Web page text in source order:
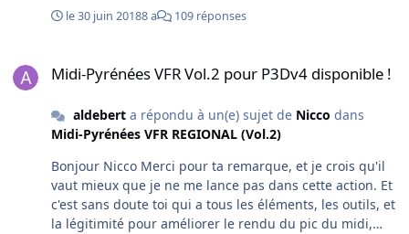
le 30 juin 20188 a 109 réponses
Midi-Pyrénées VFR Vol.2 pour P3Dv4 disponible !
aldeberta répondu à un(e) sujet de Nicco dans
Midi-Pyrénées VFR REGIONAL (Vol.2)
Bonjour Nicco Merci pour ta remarque, et je crois qu'il
vaut mieux que je ne me lance pas dans cette action. Et
c'est sans doute toi qui a tous les éléments, les outils, et
la légitimité pour améliorer le rendu du pic du midi,